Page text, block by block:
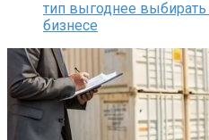
тип выгоднее
бизнесе